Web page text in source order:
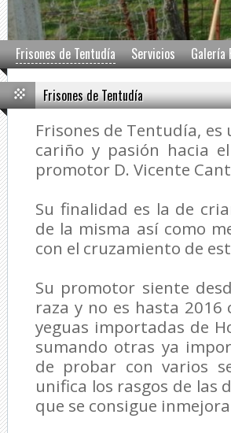
Frisones de Tentudía Servicios Galería
Frisones de Tentudía
Frisones de Tentudía,
cariño y pasión hacia
promotor D. Vicente
Su finalidad es la de
de la misma así como
con el cruzamiento de
Su promotor siente
raza y no es hasta
yeguas importadas de
sumando otras ya
de probar con varios
unifica los rasgos de las
que se consigue